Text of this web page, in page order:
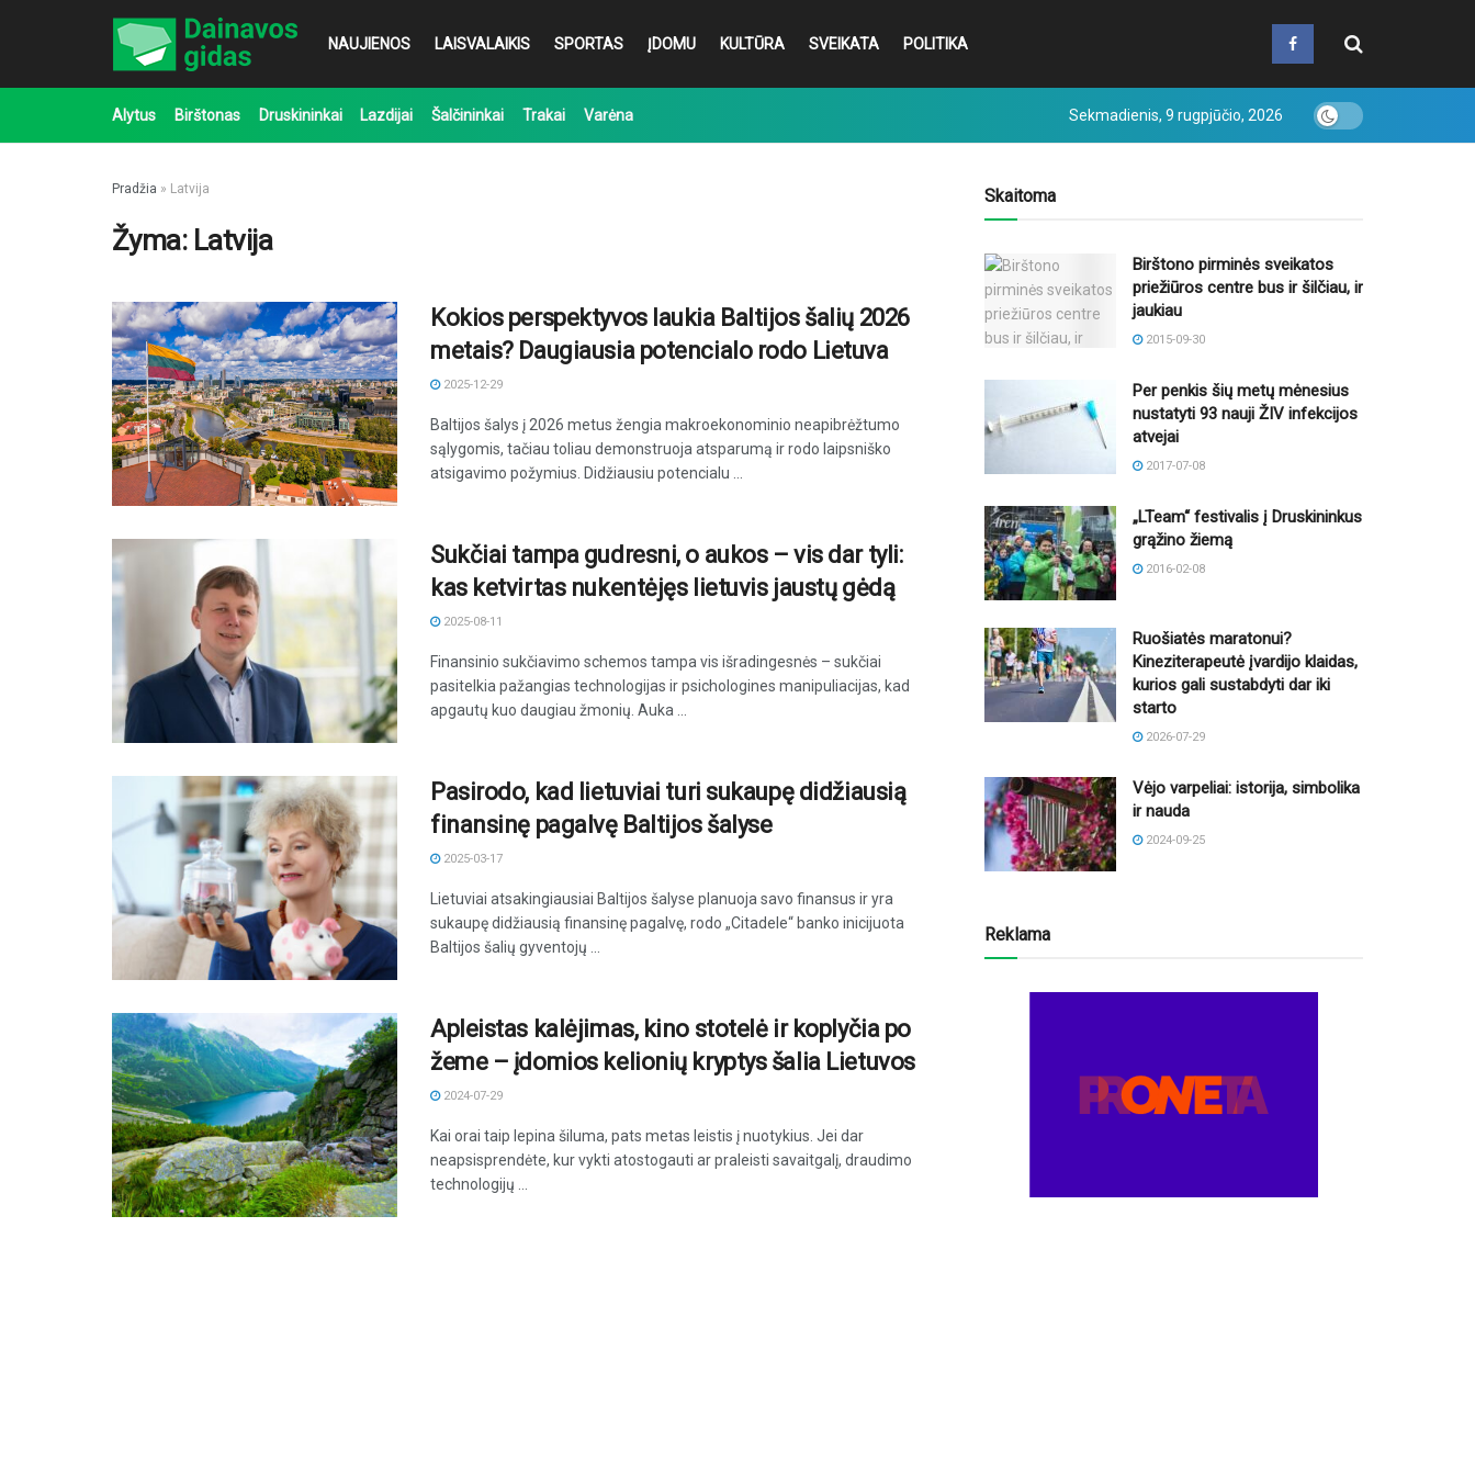
NAUJIENOS LAISVALAIKIS SPORTAS ĮDOMU KULTŪRA SVEIKATA POLITIKA
Alytus Birštonas Druskininkai Lazdijai Šalčininkai Trakai Varėna Sekmadienis, 9 rugpjūčio, 2026
Pradžia » Latvija
Žyma: Latvija
Kokios perspektyvos laukia Baltijos šalių 2026
metais? Daugiausia potencialo rodo Lietuva
2025-12-29
Baltijos šalys į 2026 metus žengia makroekonominio neapibrėžtumo
sąlygomis, tačiau toliau demonstruoja atsparumą ir rodo laipsniško
atsigavimo požymius. Didžiausiu potencialu ...
Sukčiai tampa gudresni, o aukos – vis dar tyli:
kas ketvirtas nukentėjęs lietuvis jaustų gėdą
2025-08-11
Finansinio sukčiavimo schemos tampa vis išradingesnės – sukčiai
pasitelkia pažangias technologijas ir psichologines manipuliacijas, kad
apgautų kuo daugiau žmonių. Auka ...
Pasirodo, kad lietuviai turi sukaupę didžiausią
finansinę pagalvę Baltijos šalyse
2025-03-17
Lietuviai atsakingiausiai Baltijos šalyse planuoja savo finansus ir yra
sukaupę didžiausią finansinę pagalvę, rodo „Citadele“ banko inicijuota
Baltijos šalių gyventojų ...
Apleistas kalėjimas, kino stotelė ir koplyčia po
žeme – įdomios kelionių kryptys šalia Lietuvos
2024-07-29
Kai orai taip lepina šiluma, pats metas leistis į nuotykius. Jei dar
neapsisprendėte, kur vykti atostogauti ar praleisti savaitgalį, draudimo
technologijų ...
Skaitoma
Birštono pirminės sveikatos
priežiūros centre bus ir šilčiau, ir
jaukiau
2015-09-30
Per penkis šių metų mėnesius
nustatyti 93 nauji ŽIV infekcijos
atvejai
2017-07-08
„LTeam“ festivalis į Druskininkus
grąžino žiemą
2016-02-08
Ruošiatės maratonui?
Kineziterapeutė įvardijo klaidas,
kurios gali sustabdyti dar iki
starto
2026-07-29
Vėjo varpeliai: istorija, simbolika
ir nauda
2024-09-25
Reklama